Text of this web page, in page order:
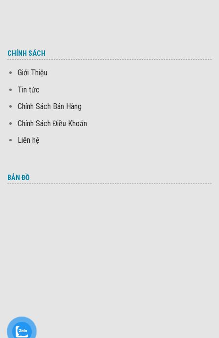
CHÍNH SÁCH
Giới Thiệu
Tin tức
Chính Sách Bán Hàng
Chính Sách Điều Khoản
Liên hệ
BẢN ĐỒ